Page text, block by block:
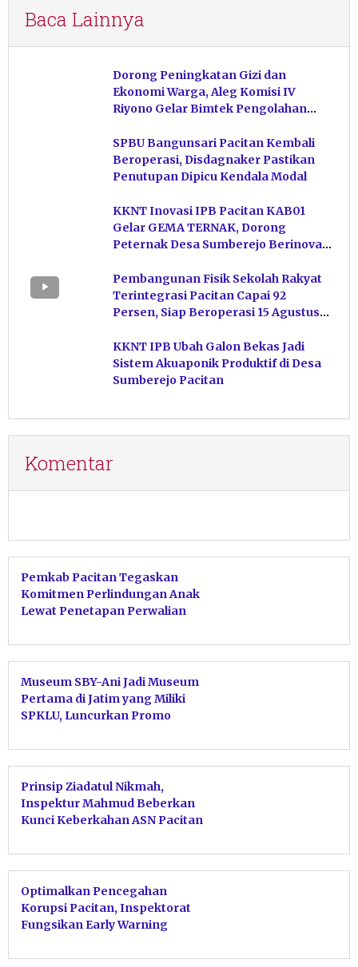
Baca Lainnya
Dorong Peningkatan Gizi dan
Ekonomi Warga, Aleg Komisi IV
Riyono Gelar Bimtek Pengolahan
SPBU Bangunsari Pacitan Kembali
Beroperasi, Disdagnaker Pastikan
Penutupan Dipicu Kendala Modal
KKNT Inovasi IPB Pacitan KAB01
Gelar GEMA TERNAK, Dorong
Peternak Desa Sumberejo Berinovasi
Pembangunan Fisik Sekolah Rakyat
Terintegrasi Pacitan Capai 92
Persen, Siap Beroperasi 15 Agustus
KKNT IPB Ubah Galon Bekas Jadi
Sistem Akuaponik Produktif di Desa
Sumberejo Pacitan
Komentar
Pemkab Pacitan Tegaskan
Komitmen Perlindungan Anak
Lewat Penetapan Perwalian
Museum SBY-Ani Jadi Museum
Pertama di Jatim yang Miliki
SPKLU, Luncurkan Promo
Prinsip Ziadatul Nikmah,
Inspektur Mahmud Beberkan
Kunci Keberkahan ASN Pacitan
Optimalkan Pencegahan
Korupsi Pacitan, Inspektorat
Fungsikan Early Warning